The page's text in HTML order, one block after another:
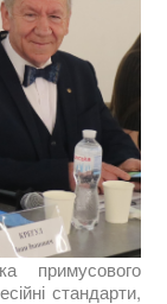
примусового
стандарти,